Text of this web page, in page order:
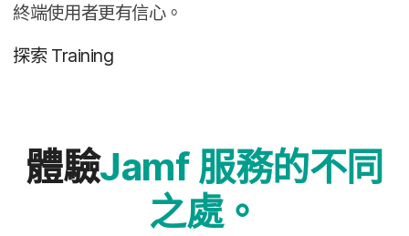
終端​使用​者​更​有​信心。
探索Training
體驗Jamf 服務​的​不同​
之​處。